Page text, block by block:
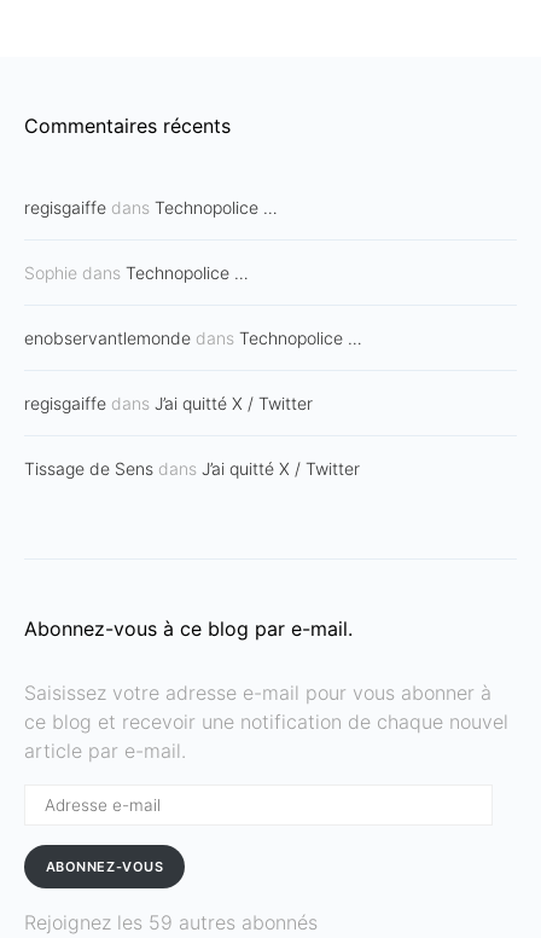
Commentaires récents
regisgaiffe dans Technopolice …
Sophie dans Technopolice …
enobservantlemonde dans Technopolice …
regisgaiffe dans J’ai quitté X / Twitter
Tissage de Sens dans J’ai quitté X / Twitter
Abonnez-vous à ce blog par e-mail.
Saisissez votre adresse e-mail pour vous abonner à
ce blog et recevoir une notification de chaque nouvel
article par e-mail.
ABONNEZ-VOUS
Rejoignez les 59 autres abonnés